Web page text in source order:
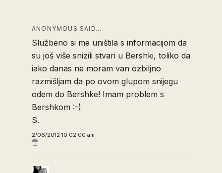
ANONYMOUS SAID…
Službeno si me uništila s informacijom da
su još više snizili stvari u Bershki, toliko da
iako danas ne moram van ozbiljno
razmišljam da po ovom glupom snijegu
odem do Bershke! Imam problem s
Bershkom :-)
S.
2/06/2012 10:02:00 am